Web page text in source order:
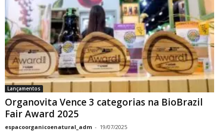
Lançamentos
Organovita Vence 3 categorias na BioBrazil
Fair Award 2025
espacoorganicoenatural_adm - 19/07/2025